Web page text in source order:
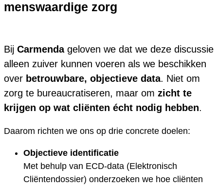
menswaardige zorg
Bij Carmendageloven we dat we deze discussie
alleen zuiver kunnen voeren als we beschikken
over betrouwbare, objectieve data. Niet om
zorg te bureaucratiseren, maar om zicht te
krijgen op wat cliënten écht nodig hebben.
Daarom richten we ons op drie concrete doelen:
Objectieve identificatie
Met behulp van ECD-data (Elektronisch
Cliëntendossier) onderzoeken we hoe cliënten